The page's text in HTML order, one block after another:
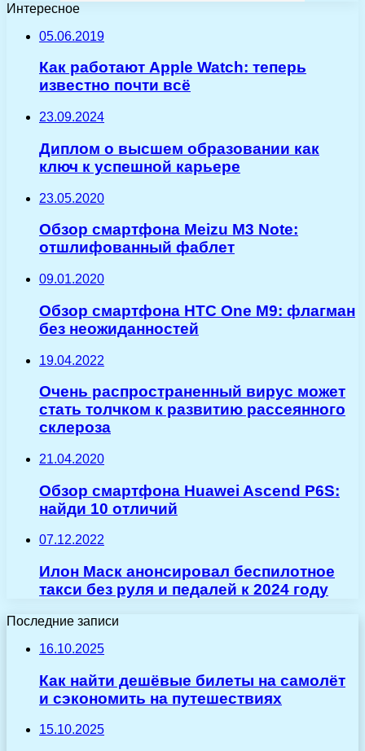
Интересное
05.06.2019
Как работают Apple Watch: теперь
известно почти всё
23.09.2024
Диплом о высшем образовании как
ключ к успешной карьере
23.05.2020
Обзор смартфона Meizu M3 Note:
отшлифованный фаблет
09.01.2020
Обзор смартфона HTC One M9: флагман
без неожиданностей
19.04.2022
Очень распространенный вирус может
стать толчком к развитию рассеянного
склероза
21.04.2020
Обзор смартфона Huawei Ascend P6S:
найди 10 отличий
07.12.2022
Илон Маск анонсировал беспилотное
такси без руля и педалей к 2024 году
Последние записи
16.10.2025
Как найти дешёвые билеты на самолёт
и сэкономить на путешествиях
15.10.2025